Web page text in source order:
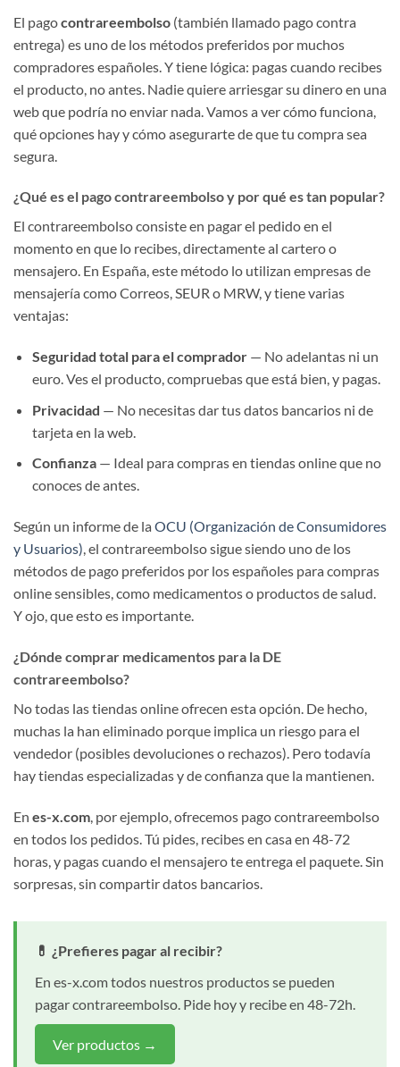
El pagocontrareembolso (también llamado pago contra
entrega) es uno de los métodos preferidos por muchos
compradores españoles. Y tiene lógica: pagas cuando recibes
el producto, no antes. Nadie quiere arriesgar su dinero en una
web que podría no enviar nada. Vamos a ver cómo funciona,
qué opciones hay y cómo asegurarte de que tu compra sea
segura.
¿Qué es el pago contrareembolso y por qué es tan popular?
El contrareembolso consiste en pagar el pedido en el
momento en que lo recibes, directamente al cartero o
mensajero. En España, este método lo utilizan empresas de
mensajería como Correos, SEUR o MRW, y tiene varias
ventajas:
Seguridad total para el comprador— No adelantas ni un
euro. Ves el producto, compruebas que está bien, y pagas.
Privacidad — No necesitas dar tus datos bancarios ni de
tarjeta en la web.
Confianza— Ideal para compras en tiendas online que no
conoces de antes.
Según un informe de la OCU (Organización de Consumidores
y Usuarios), el contrareembolso sigue siendo uno de los
métodos de pago preferidos por los españoles para compras
online sensibles, como medicamentos o productos de salud.
Y ojo, que esto es importante.
¿Dónde comprar medicamentos para la DE
contrareembolso?
No todas las tiendas online ofrecen esta opción. De hecho,
muchas la han eliminado porque implica un riesgo para el
vendedor (posibles devoluciones o rechazos). Pero todavía
hay tiendas especializadas y de confianza que la mantienen.
En es-x.com , por ejemplo, ofrecemos pago contrareembolso
en todos los pedidos. Tú pides, recibes en casa en 48-72
horas, y pagas cuando el mensajero te entrega el paquete. Sin
sorpresas, sin compartir datos bancarios.
💊 ¿Prefieres pagar al recibir?
En es-x.com todos nuestros productos se pueden
pagar contrareembolso. Pide hoy y recibe en 48-72h.
Ver productos →